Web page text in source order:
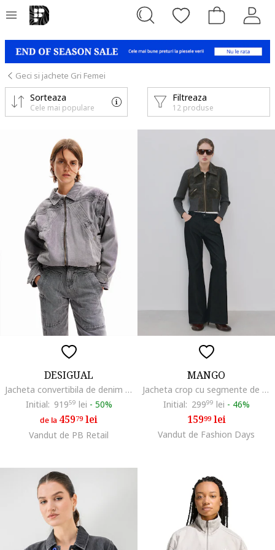
Geci si jachete Gri Femei
Filtreaza
12 produse
Sorteaza
Cele mai populare
DESIGUAL
Jacheta convertibila de denim Tae, Gri deschis
Initial: 91959 lei - 50%
de la 45979lei
Vandut de PB Retail
MANGO
Jacheta crop cu segmente de denim, Gri carbune
Initial: 29999 lei - 46%
15999lei
Vandut de Fashion Days